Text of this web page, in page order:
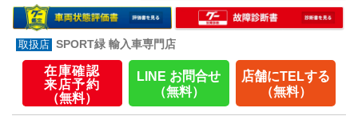
SPORT緑 輸入車専門店
在庫確認
来店予約
（無料）
LINE お問合せ
（無料）
店舗にTELする
（無料）